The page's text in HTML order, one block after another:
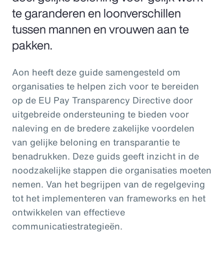
te garanderen en loonverschillen
tussen mannen en vrouwen aan te
pakken.
Aon heeft deze guide samengesteld om
organisaties te helpen zich voor te bereiden
op de EU Pay Transparency Directive door
uitgebreide ondersteuning te bieden voor
naleving en de bredere zakelijke voordelen
van gelijke beloning en transparantie te
benadrukken. Deze guids geeft inzicht in de
noodzakelijke stappen die organisaties moeten
nemen. Van het begrijpen van de regelgeving
tot het implementeren van frameworks en het
ontwikkelen van effectieve
communicatiestrategieën.